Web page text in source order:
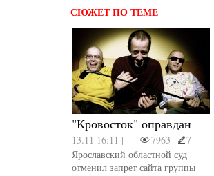
СЮЖЕТ ПО ТЕМЕ
"Кровосток" оправдан
13.11 16:11 | 7963
7
Ярославский областной суд
отменил запрет сайта группы